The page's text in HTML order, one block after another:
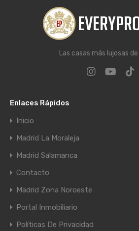
Las casas más lujosas de
Enlaces Rápidos
Inicio
Madrid La Moraleja
Madrid Salamanca
Contacto
Madrid Zona Noroeste
Portal Inmobiliario
Políticas De Privacidad